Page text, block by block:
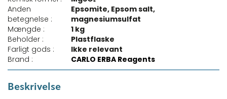
Anden
betegnelse :
Epsomite, Epsom salt,
magnesiumsulfat
Mængde :
1 kg
Beholder :
Plastflaske
Farligt gods :
Ikke relevant
Brand :
CARLO ERBA Reagents
Beskrivelse